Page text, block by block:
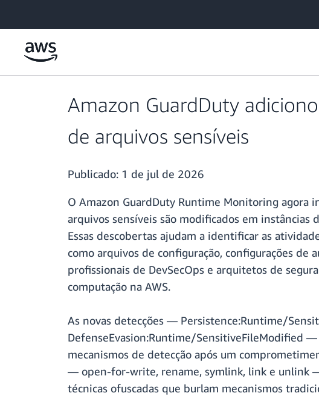
Amazon GuardDuty
de arquivos sensíveis
Publicado: 1 de jul de 2026
O Amazon GuardDuty Runtime Monitoring agora
arquivos sensíveis são modificados em instâncias
Essas descobertas ajudam a identificar as
como arquivos de configuração, configurações de
profissionais de DevSecOps e arquitetos de
computação na AWS.
As novas detecções — Persistence:Runtime/
DefenseEvasion:Runtime/SensitiveFileModified
mecanismos de detecção após um
— open-for-write, rename, symlink, link e unlink —
técnicas ofuscadas que burlam mecanismos